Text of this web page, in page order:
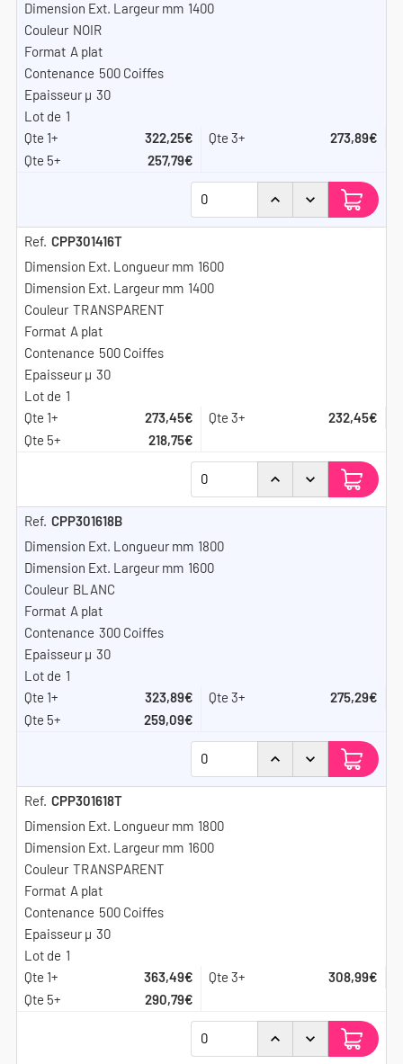
1400
NOIR
A plat
500 Coiffes
30
1
322,25€
273,89€
257,79€
CPP301416T
1600
1400
TRANSPARENT
A plat
500 Coiffes
30
1
273,45€
232,45€
218,75€
CPP301618B
1800
1600
BLANC
A plat
300 Coiffes
30
1
323,89€
275,29€
259,09€
CPP301618T
1800
1600
TRANSPARENT
A plat
500 Coiffes
30
1
363,49€
308,99€
290,79€